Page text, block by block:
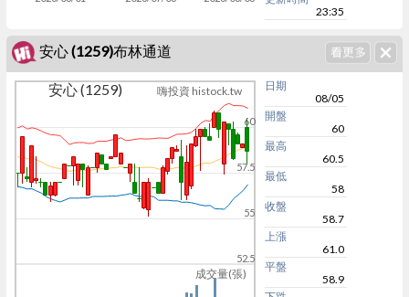
23:35
安心 (1259)布林通道
成交量(張)
安心 (1259) 嗨投資 histock.tw
52.5
55
57.5
60
日期
08/05
開盤
60
最高
60.5
最低
58
收盤
58.7
上漲
61.0
平盤
58.9